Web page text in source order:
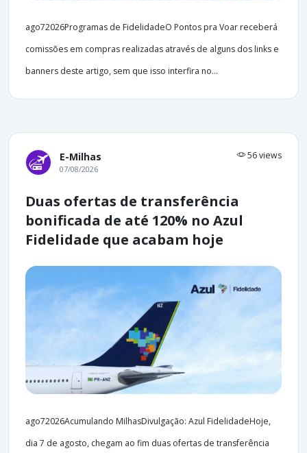
ago72026Programas de FidelidadeO Pontos pra Voar receberá
comissões em compras realizadas através de alguns dos links e
banners deste artigo, sem que isso interfira no...
E-Milhas 56 views
07/08/2026
Duas ofertas de transferência
bonificada de até 120% no Azul
Fidelidade que acabam hoje
ago72026Acumulando MilhasDivulgação: Azul FidelidadeHoje,
dia 7 de agosto, chegam ao fim duas ofertas de transferência